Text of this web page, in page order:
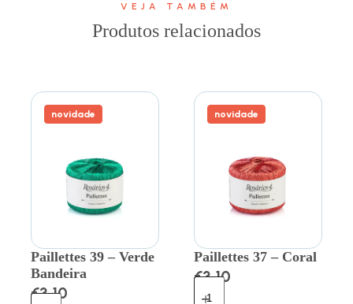
VEJA TAMBÉM
Produtos relacionados
novidade
Paillettes 39 – Verde
Bandeira
€3.10
novidade
Paillettes 37 – Coral
€3.10